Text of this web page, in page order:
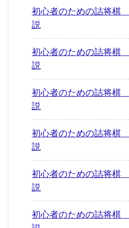
初心者のための詰将
説
初心者のための詰将
説
初心者のための詰将
説
初心者のための詰将
説
初心者のための詰将
説
初心者のための詰将